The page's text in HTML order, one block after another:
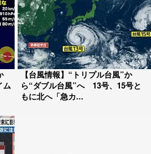
ム
【台風情報】“トリプル台風”か
ら“ダブル台風”へ 13号、15号と
もに北へ「急カ...